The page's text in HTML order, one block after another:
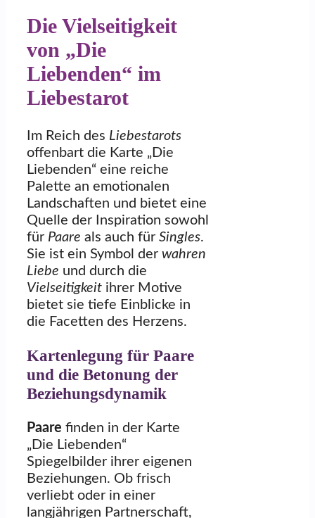
Die Vielseitigkeit
von „Die
Liebenden“ im
Liebestarot
Im Reich des Liebestarots
offenbart die Karte „Die
Liebenden“ eine reiche
Palette an emotionalen
Landschaften und bietet eine
Quelle der Inspiration sowohl
für Paare als auch für Singles.
Sie ist ein Symbol der wahren
Liebe und durch die
Vielseitigkeit ihrer Motive
bietet sie tiefe Einblicke in
die Facetten des Herzens.
Kartenlegung für Paare
und die Betonung der
Beziehungsdynamik
Paare finden in der Karte
„Die Liebenden“
Spiegelbilder ihrer eigenen
Beziehungen. Ob frisch
verliebt oder in einer
langjährigen Partnerschaft,